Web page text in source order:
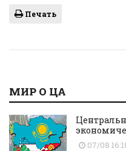
Печать
МИР О ЦА
07/08